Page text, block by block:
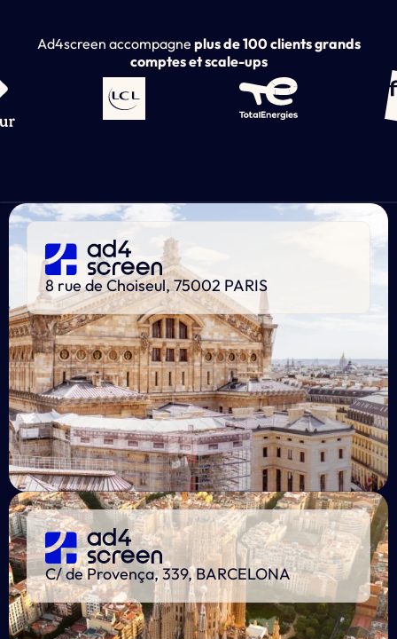
Ad4screen accompagne plus de 100 clients grands
comptes et scale-ups
8 rue de Choiseul, 75002 PARIS
C/ de Provença, 339, BARCELONA